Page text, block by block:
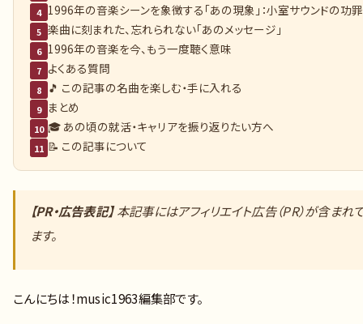
4 1996年の音楽シーンを象徴する「あの現象」：小室サウンドの功罪
5 楽曲に刻まれた、忘れられない「あのメッセージ」
6 1996年の音楽を今、もう一度聴く意味
7 よくある質問
8 🎵 この記事の名曲を楽しむ・手に入れる
9 まとめ
10 🎓 あの頃の就活・キャリアを振り返りたい方へ
11 📝 この記事について
【PR・広告表記】本記事にはアフィリエイト広告（PR）が含まれ
ます。
こんにちは！music1963編集部です。